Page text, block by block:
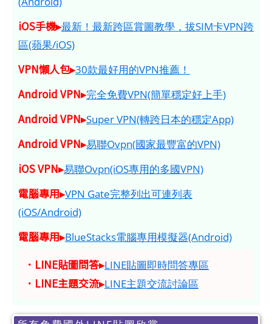
iOS手機▸最新！最新跨區賞圖教學，拔SIM卡VPN跨
區(蘋果/iOS)
VPN懶人包▸30款最好用的VPN推薦！
Android VPN▸完全免費VPN(簡單穩定好上手)
Android VPN▸Super VPN(轉跨日本的穩定App)
Android VPN▸易聯Ovpn(國家最豐富的VPN)
iOS VPN▸易聯Ovpn(iOS專用的多國VPN)
電腦專用▸VPN Gate完整列出可連列表
(iOS/Android)
電腦專用▸BlueStacks電腦專用模擬器(Android)
．LINE貼圖問答▸LINE貼圖即時問答專區
．LINE主題交流▸LINE主題交流討論區